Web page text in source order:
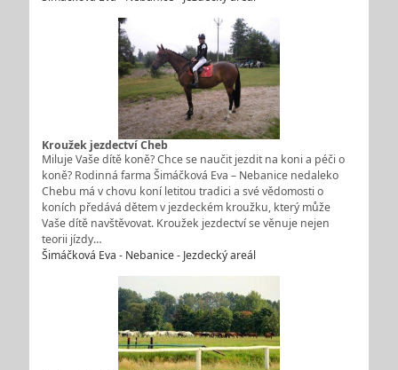
Kroužek jezdectví Cheb
Miluje Vaše dítě koně? Chce se naučit jezdit na koni a péči o
koně? Rodinná farma Šimáčková Eva – Nebanice nedaleko
Chebu má v chovu koní letitou tradici a své vědomosti o
koních předává dětem v jezdeckém kroužku, který může
Vaše dítě navštěvovat. Kroužek jezdectví se věnuje nejen
teorii jízdy…
Šimáčková Eva - Nebanice - Jezdecký areál